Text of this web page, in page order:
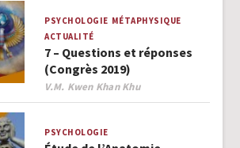
PSYCHOLOGIE MÉTAPHYSIQUE
ACTUALITÉ
7 – Questions et réponses
(Congrès 2019)
Author
V.M. Kwen Khan Khu
PSYCHOLOGIE